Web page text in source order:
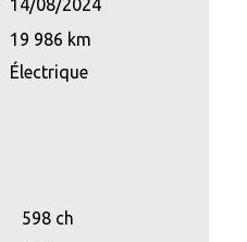
14/08/2024
19 986 km
Électrique
598 ch